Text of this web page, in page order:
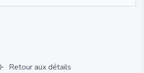
Retour aux détails